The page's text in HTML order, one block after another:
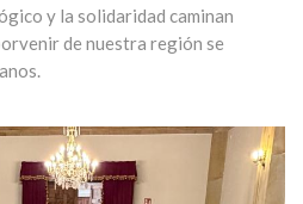
y la solidaridad caminan
de nuestra región se